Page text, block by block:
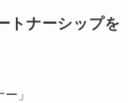
トナーシップを
」